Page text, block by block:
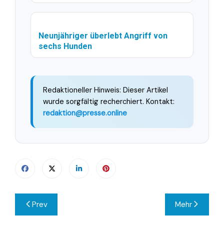
Neunjähriger überlebt Angriff von
sechs Hunden
Redaktioneller Hinweis: Dieser Artikel
wurde sorgfältig recherchiert. Kontakt:
redaktion@presse.online
Beitragsnavigation
Prev Mehr